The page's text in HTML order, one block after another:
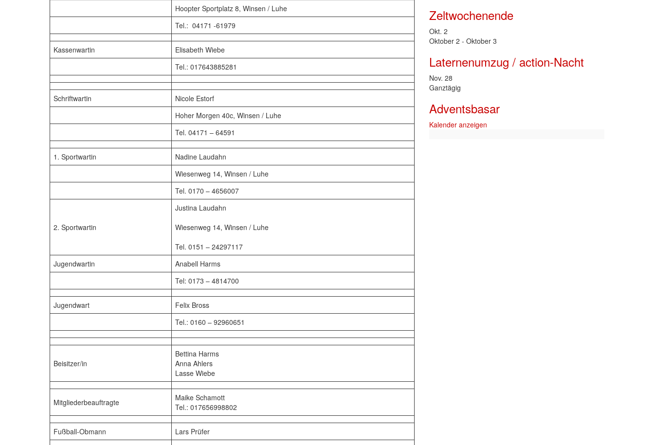
Hoopter Sportplatz 8, Winsen / Luhe
Tel.: 04171 -61979
Kassenwartin
Elisabeth Wiebe
Tel.: 017643885281
Schriftwartin
Nicole Estorf
Hoher Morgen 40c, Winsen / Luhe
Tel. 04171 – 64591
1. Sportwartin
Nadine Laudahn
Wiesenweg 14, Winsen / Luhe
Tel. 0170 – 4656007
2. Sportwartin
Justina Laudahn
Wiesenweg 14, Winsen / Luhe
Tel. 0151 – 24297117
Jugendwartin
Anabell Harms
Tel: 0173 – 4814700
Jugendwart
Felix Bross
Tel.: 0160 – 92960651
Beisitzer/in
Bettina Harms
Anna Ahlers
Lasse Wiebe
Mitgliederbeauftragte
Maike Schamott
Tel.: 017656998802
Fußball-Obmann
Lars Prüfer
Zeltwochenende
Okt. 2
Oktober 2 - Oktober 3
Laternenumzug / action-Nacht
Nov. 28
Ganztägig
Adventsbasar
Kalender anzeigen